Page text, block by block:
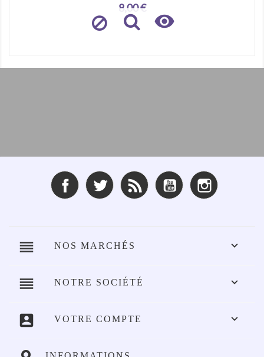
Prix
8,00 €

Facebook Twitter Rss YouTube
reorder NOS MARCHÉS 
reorder NOTRE SOCIÉTÉ 
account_box VOTRE COMPTE 